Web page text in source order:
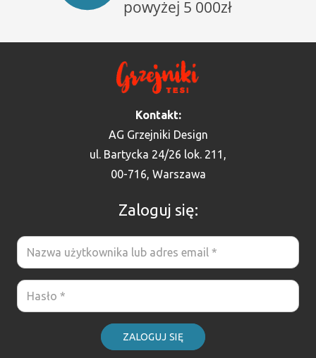
Kontakt:
AG Grzejniki Design
ul. Bartycka 24/26 lok. 211,
00-716, Warszawa
Zaloguj się:
ZALOGUJ SIĘ